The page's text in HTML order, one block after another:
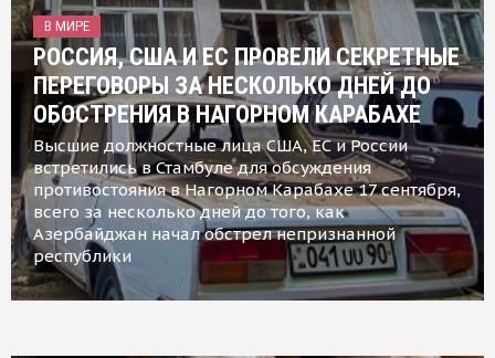
В МИРЕ
РОССИЯ, США И ЕС ПРОВЕЛИ СЕКРЕТНЫЕ
ПЕРЕГОВОРЫ ЗА НЕСКОЛЬКО ДНЕЙ ДО
ОБОСТРЕНИЯ В НАГОРНОМ КАРАБАХЕ
Высшие должностные лица США, ЕС и России
встретились в Стамбуле для обсуждения
противостояния в Нагорном Карабахе 17 сентября,
всего за несколько дней до того, как
Азербайджан начал обстрел непризнанной
республики